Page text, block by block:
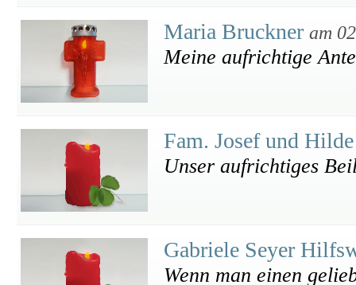
Maria Bruckner am
Meine aufrichtige
Fam. Josef und
Unser aufrichtiges
Gabriele Seyer
Wenn man einen